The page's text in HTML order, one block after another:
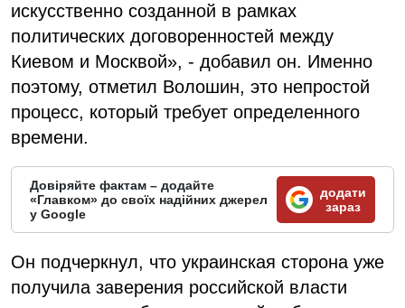
искусственно созданной в рамках
политических договоренностей между
Киевом и Москвой», - добавил он. Именно
поэтому, отметил Волошин, это непростой
процесс, который требует определенного
времени.
Довіряйте фактам – додайте
«Главком» до своїх надійних джерел
у Google
додати
зараз
Он подчеркнул, что украинская сторона уже
получила заверения российской власти